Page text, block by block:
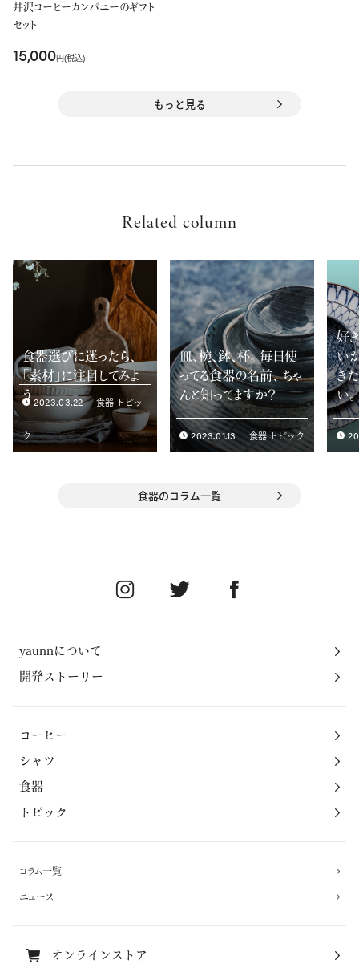
井沢コーヒーカンパニーのギフト
セット
15,000円(税込)
もっと見る
Related column
食器選びに迷ったら、
「素材」に注目してみよ
う2023.03.22 食器 トピッ
ク
皿、椀、鉢、杯。 毎日使
ってる食器の名前、 ちゃ
んと知ってますか？
2023.01.13 食器 トピック
好
い
き
い。
食器のコラム一覧
yaunnについて
開発ストーリー
コーヒー
シャツ
食器
トピック
コラム一覧
ニュース
オンラインストア